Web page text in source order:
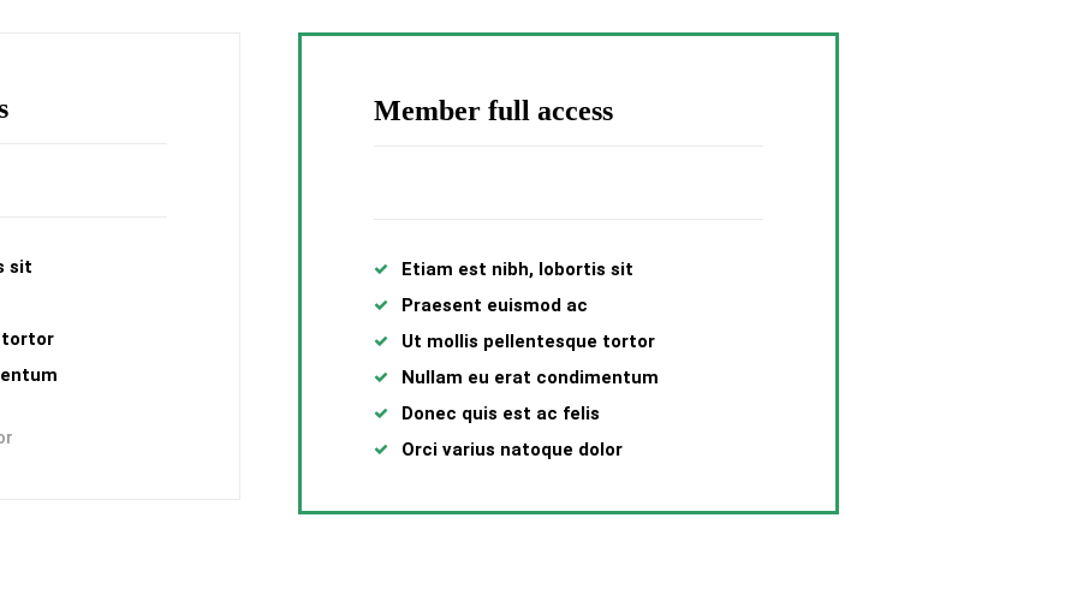
sit
tortor
Member full access
Etiam est nibh, lobortis sit
Praesent euismod ac
Ut mollis pellentesque tortor
Nullam eu erat condimentum
Donec quis est ac felis
Orci varius natoque dolor